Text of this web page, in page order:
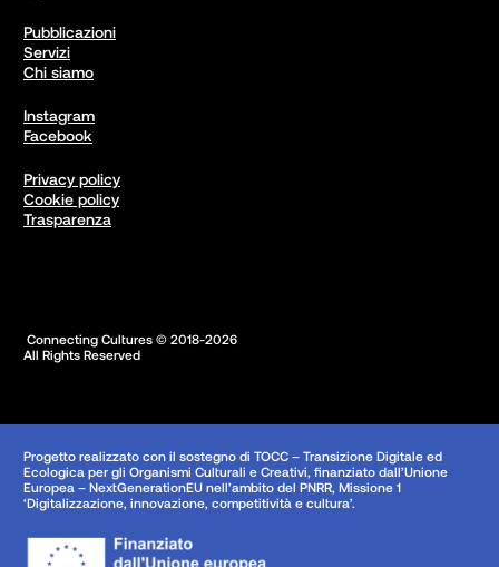
Pubblicazioni
Servizi
Chi siamo
Instagram
Facebook
Privacy policy
Cookie policy
Trasparenza
All Rights Reserved
Progetto realizzato con il sostegno di TOCC – Transizione Digitale ed
Ecologica per gli Organismi Culturali e Creativi, finanziato dall’Unione
Europea – NextGenerationEU nell’ambito del PNRR, Missione 1
‘Digitalizzazione, innovazione, competitività e cultura’.